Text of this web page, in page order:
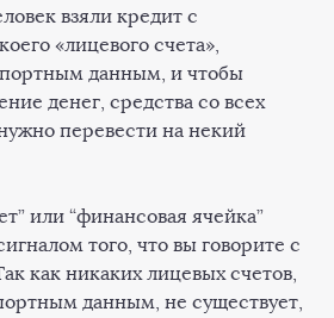
взяли кредит с
«лицевого счета»,
данным, и чтобы
денег, средства со всех
перевести на некий
или “финансовая ячейка”
того, что вы говорите с
как никаких лицевых счетов,
данным, не существует,